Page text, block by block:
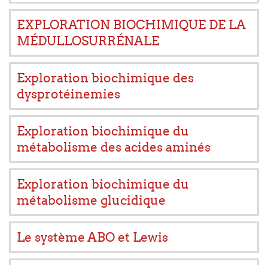
EXPLORATION BIOCHIMIQUE DE LA
MÉDULLOSURRÉNALE
Exploration biochimique des
dysprotéinemies
Exploration biochimique du
métabolisme des acides aminés
Exploration biochimique du
métabolisme glucidique
Le système ABO et Lewis